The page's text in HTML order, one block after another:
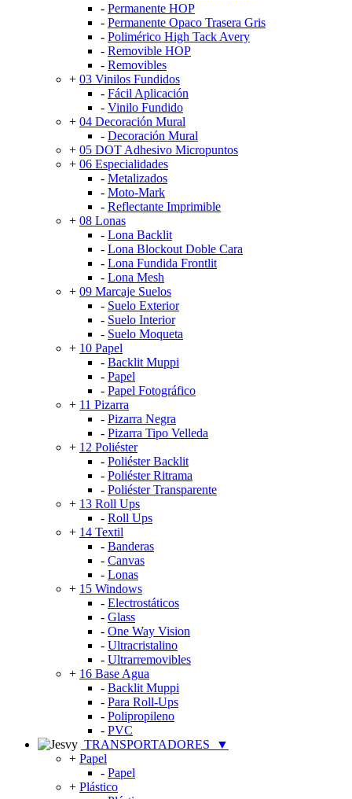
- Permanente HOP
- Permanente Opaco Trasera Gris
- Polimérico High Tack Avery
- Removible HOP
- Removibles
+ 03 Vinilos Fundidos
- Fácil Aplicación
- Vinilo Fundido
+ 04 Decoración Mural
- Decoración Mural
+ 05 DOT Adhesivo Micropuntos
+ 06 Especialidades
- Metalizados
- Moto-Mark
- Reflectante Imprimible
+ 08 Lonas
- Lona Backlit
- Lona Blockout Doble Cara
- Lona Fundida Frontlit
- Lona Mesh
+ 09 Marcaje Suelos
- Suelo Exterior
- Suelo Interior
- Suelo Moqueta
+ 10 Papel
- Backlit Muppi
- Papel
- Papel Fotográfico
+ 11 Pizarra
- Pizarra Negra
- Pizarra Tipo Velleda
+ 12 Poliéster
- Poliéster Backlit
- Poliéster Ritrama
- Poliéster Transparente
+ 13 Roll Ups
- Roll Ups
+ 14 Textil
- Banderas
- Canvas
- Lonas
+ 15 Windows
- Electrostáticos
- Glass
- One Way Vision
- Ultracristalino
- Ultrarremovibles
+ 16 Base Agua
- Backlit Muppi
- Para Roll-Ups
- Polipropileno
- PVC
TRANSPORTADORES
▼
+ Papel
- Papel
+ Plástico